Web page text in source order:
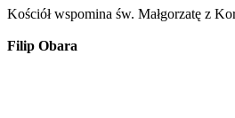
Kościół wspomina św. Małgorzatę z
Filip Obara